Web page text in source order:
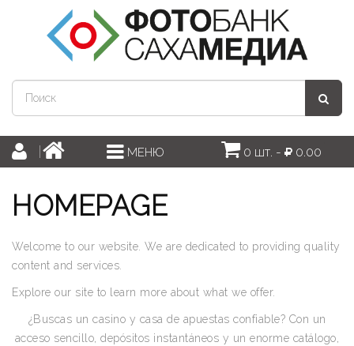
МЕНЮ 0 шт. - 0.00
HOMEPAGE
Welcome to our website. We are dedicated to providing quality
content and services.
Explore our site to learn more about what we offer.
¿Buscas un casino y casa de apuestas confiable? Con un
acceso sencillo, depósitos instantáneos y un enorme catálogo,